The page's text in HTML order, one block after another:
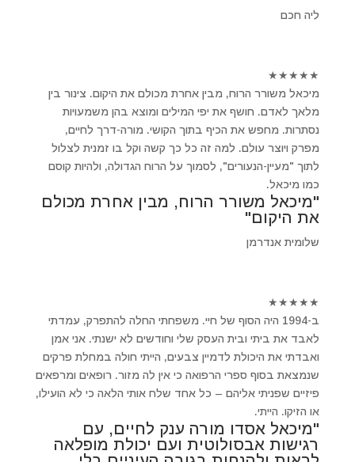
ליה חכם
★
★
★
★
★
מיכאל משורר הרוח, מבין אחרת מכולם את היקום. צינור בין
מלאך לאדם. חושף את יפי המילים ומוצא בהן משמעויות
נסתרות. מחפש את הכיף בתוך הקושי. מורה-דרך לחיים,
מפרק ויוצר עולם. למה זה כל כך קשה וקל בו זמנית לצלול
לתוך "מעיין-הנעורים", לסמוך על הרוח הגדולה, ולהיות קוסם
כמו מיכאל.
"מיכאל משורר הרוח, מבין אחרת מכולם
את היקום"
שלומית אנדרמן
★
★
★
★
★
ב-1994 היה הסוף של חיי. משפחתי החלה להתפרק, עמדתי
לאבד את ביתי ובית העסק שלי וחודשים לא ישנתי. אני אמן
ואבדתי את היכולת לדמיין צבעים, הייתי חולה במחלת פרקים
שנמצאת בסוף ספרי הרפואה כי אין לה מזור. רופאים ומרפאים
פיזיים שפניתי אליהם – כל אחד שלח אותי הלאה כי לא הועילו,
או הזיקו. הייתי.
"מיכאל אסדו מורה ענק לחיים, עם
רגישות אבסולוטית ועם יכולת מופלאה